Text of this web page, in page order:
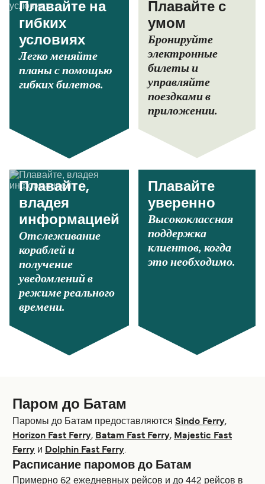
Плавайте на
гибких
условиях
Легко меняйте
планы с помощью
гибких билетов.
Плавайте с
умом
Бронируйте
электронные
билеты и
управляйте
поездками в
приложении.
Плавайте,
владея
информацией
Отслеживание
кораблей и
получение
уведомлений в
режиме реального
времени.
Плавайте
уверенно
Высококлассная
поддержка
клиентов, когда
это необходимо.
Паром до Батам
Паромы до Батам предоставляются Sindo Ferry,
Horizon Fast Ferry, Batam Fast Ferry, Majestic Fast
Ferry и Dolphin Fast Ferry.
Расписание паромов до Батам
Примерно 62 ежедневных рейсов и до 442 рейсов в